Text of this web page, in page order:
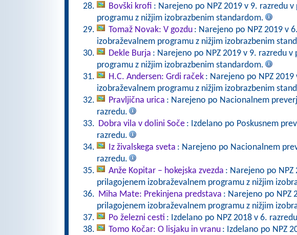
Bovški krofi : Narejeno po NPZ 2019 v 9. razredu
programu z nižjim izobrazbenim standardom.
Tomaž Novak: V gozdu : Narejeno po NPZ 2019 v
izobraževalnem programu z nižjim izobrazbenim
Dekle Burja : Narejeno po NPZ 2019 v 9. razredu
programu z nižjim izobrazbenim standardom.
H.C. Andersen: Grdi raček : Narejeno po NPZ
izobraževalnem programu z nižjim izobrazbenim
Pravljična urica : Narejeno po Nacionalnem
razredu.
Dobra vila v dolini Soče : Izdelano po Poskusnem
razredu.
Iz živalskega sveta : Narejeno po Nacionalnem
razredu.
Anže Kopitar – hokejska zvezda : Narejeno po NPZ
prilagojenem izobraževalnem programu z nižjim
Miha Mate: Prekinjena predstava : Narejeno po NPZ
prilagojenem izobraževalnem programu z nižjim
Po železni cesti : Izdelano po NPZ 2018 v 6.
Tomo Kočar: O lisjaku in vranu : Izdelano po NPZ